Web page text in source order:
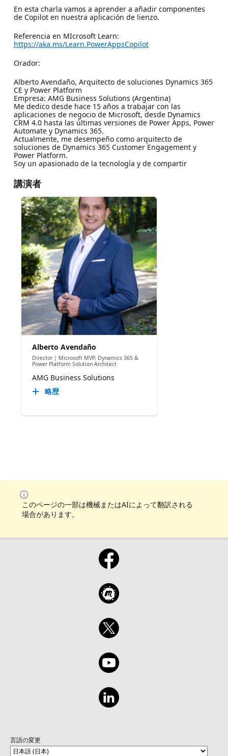
En esta charla vamos a aprender a añadir componentes
de Copilot en nuestra aplicación de lienzo.
Referencia en MIcrosoft Learn:
https://aka.ms/Learn.PowerAppsCopilot
Orador:
Alberto Avendaño, Arquitecto de soluciones Dynamics 365
CE y Power Platform
Empresa: AMG Business Solutions (Argentina)
Me dedico desde hace 15 años a trabajar con las
aplicaciones de negocio de Microsoft, desde Dynamics
CRM 4.0 hasta las últimas versiones de Power Apps, Power
Automate y Dynamics 365.
Actualmente, me desempeño como arquitecto de
soluciones de Dynamics 365 Customer Engagement y
Power Platform.
Soy un apasionado de la tecnología y de compartir
講演者
Alberto Avendaño
Director | Microsoft MVP, Dynamics 365 &
Power Platform Solution Architect
AMG Business Solutions
略歴
このページの一部は機械またはAIによって翻訳される
場合があります。
言語の変更